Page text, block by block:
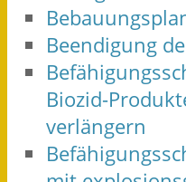
Beendigung
Biozid-
verlängern